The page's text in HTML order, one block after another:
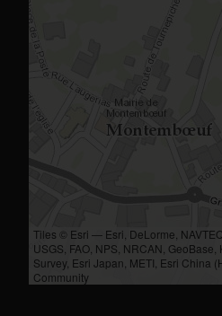
Tiles © Esri — Esri, DeLorme,
USGS, FAO, NPS, NRCAN,
Survey, Esri Japan, METI, Esri China
Community